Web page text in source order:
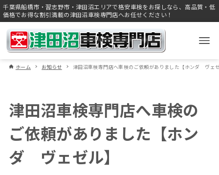
千葉県船橋市・習志野市・津田沼エリアで格安車検をお探しなら、高品質・低
価格でお得な割引満載の津田沼車検専門店へお任せください！
ホーム お知らせ 津田沼車検専門店へ車検のご依頼がありました【ホンダ ヴェ
津田沼車検専門店へ車検の
ご依頼がありました【ホン
ダ ヴェゼル】